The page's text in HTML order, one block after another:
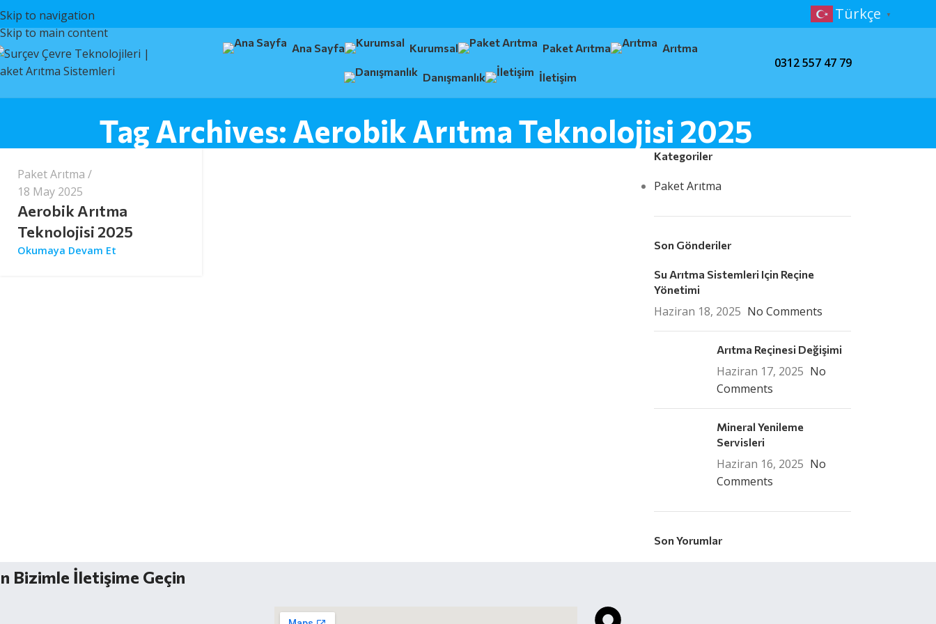
Skip to navigation
Skip to main content
Türkçe ▼
Ana Sayfa Kurumsal Paket Arıtma Arıtma
Danışmanlık İletişim
0312 557 47 79
Tag Archives: Aerobik Arıtma Teknolojisi 2025
Paket Arıtma
18 May 2025
Aerobik Arıtma
Teknolojisi 2025
Okumaya Devam Et
Kategoriler
Paket Arıtma
Son Gönderiler
Su Arıtma Sistemleri Için Reçine
Yönetimi
Haziran 18, 2025 No Comments
Arıtma Reçinesi Değişimi
Haziran 17, 2025 No
Comments
Mineral Yenileme
Servisleri
Haziran 16, 2025 No
Comments
Son Yorumlar
Bizimle İletişime Geçin